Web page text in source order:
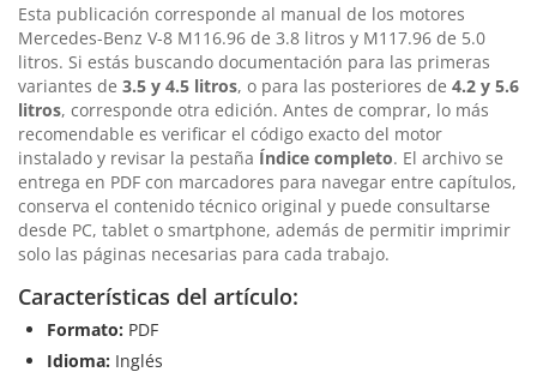
Esta publicación corresponde al manual de los motores
Mercedes-Benz V-8 M116.96 de 3.8 litros y M117.96 de 5.0
litros. Si estás buscando documentación para las primeras
variantes de 3.5 y 4.5 litros, o para las posteriores de 4.2 y 5.6
litros, corresponde otra edición. Antes de comprar, lo más
recomendable es verificar el código exacto del motor
instalado y revisar la pestaña Índice completo. El archivo se
entrega en PDF con marcadores para navegar entre capítulos,
conserva el contenido técnico original y puede consultarse
desde PC, tablet o smartphone, además de permitir imprimir
solo las páginas necesarias para cada trabajo.
Características del artículo:
Formato: PDF
Idioma: Inglés